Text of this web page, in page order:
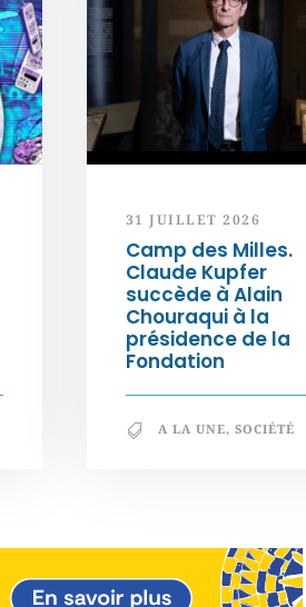
31 JUILLET 2026
Camp des Milles.
Claude Kupfer
succède à Alain
Chouraqui à la
présidence de la
Fondation
A LA UNE, SOCIÉTÉ